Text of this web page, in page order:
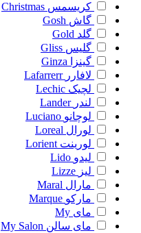
کریسمس Christmas
گاش Gosh
گلد Gold
گلیس Gliss
گینزا
Ginza
لافارر Lafarrerr
لچیک Lechic
لندر Lander
لوچانو Luciano
لورال Loreal
لورینت Lorient
لیدو Lido
لیز Lizze
مارال Maral
مارکو Marque
مای My
مای سالن My Salon